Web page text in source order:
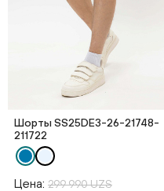
Шорты SS25DE3-26-21748-
211722
Цена: 299 990 UZS